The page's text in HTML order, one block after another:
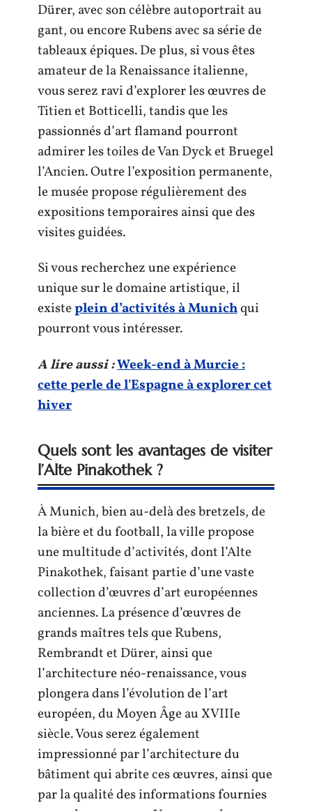
Dürer, avec son célèbre autoportrait au
gant, ou encore Rubens avec sa série de
tableaux épiques. De plus, si vous êtes
amateur de la Renaissance italienne,
vous serez ravi d’explorer les œuvres de
Titien et Botticelli, tandis que les
passionnés d’art flamand pourront
admirer les toiles de Van Dyck et Bruegel
l’Ancien. Outre l’exposition permanente,
le musée propose régulièrement des
expositions temporaires ainsi que des
visites guidées.
Si vous recherchez une expérience
unique sur le domaine artistique, il
existeplein d’activités à Munichqui
pourront vous intéresser.
A lire aussi :Week-end à Murcie :
cette perle de l'Espagne à explorer cet
hiver
Quels sont les avantages de visiter
l’Alte Pinakothek ?
À Munich, bien au-delà des bretzels, de
la bière et du football, la ville propose
une multitude d’activités, dont l’Alte
Pinakothek, faisant partie d’une vaste
collection d’œuvres d’art européennes
anciennes. La présence d’œuvres de
grands maîtres tels que Rubens,
Rembrandt et Dürer, ainsi que
l’architecture néo-renaissance, vous
plongera dans l’évolution de l’art
européen, du Moyen Âge au XVIIIe
siècle. Vous serez également
impressionné par l’architecture du
bâtiment qui abrite ces œuvres, ainsi que
par la qualité des informations fournies